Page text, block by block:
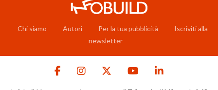
Chi siamo Autori Per la tua pubblicità
Iscriviti alla
newsletter